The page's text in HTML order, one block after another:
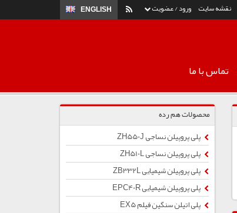
ورود / عضویت ENGLISH نقشه سایت
تماس با ما
محصولات هم رده
پلی پروپیلن نساجی ZH550J
پلی پروپیلن نساجی ZH510L
پلی پروپیلن شیمیایی ZB332L
پلی پروپیلن شیمیایی EPC40R
پلی اتیلن سنگین فیلم EX5